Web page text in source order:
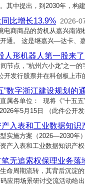
其中提出，到2030年，构
同比增长13.9% 2026-
电商商品的货机从嘉兴南
通。 这是继嘉兴—达卡
人形机器人第一股来了
节点，“杭州六小龙”之一
开发行股票并在科创板上
”数字浙江建设规划的
属各单位： 现将《“十五
年5月15日 （此件公开
入表和工业数据知识
实施方案（2026—2030年
产入表和工业数据知识产
无追索权保理业务落
命周期流转，其背后沉淀
应用场景研讨交流活动给